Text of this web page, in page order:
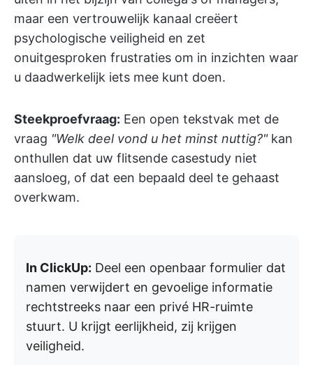
maar een vertrouwelijk kanaal creëert
psychologische veiligheid en zet
onuitgesproken frustraties om in inzichten waar
u daadwerkelijk iets mee kunt doen.
Steekproefvraag: Een open tekstvak met de
vraag "Welk deel vond u het minst nuttig?"kan
onthullen dat uw flitsende casestudy niet
aansloeg, of dat een bepaald deel te gehaast
overkwam.
In ClickUp: Deel een openbaar formulier dat
namen verwijdert en gevoelige informatie
rechtstreeks naar een privé HR-ruimte
stuurt. U krijgt eerlijkheid, zij krijgen
veiligheid.